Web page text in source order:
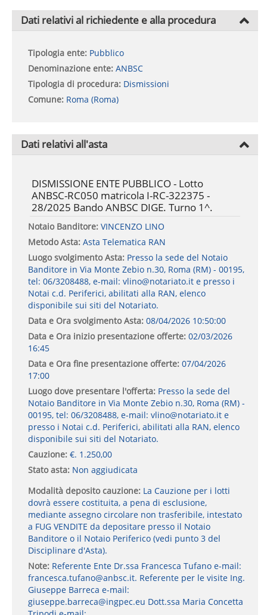
Dati relativi al richiedente e alla procedura
Tipologia ente: Pubblico
Denominazione ente:ANBSC
Tipologia di procedura: Dismissioni
Comune: Roma (Roma)
Dati relativi all'asta
DISMISSIONE ENTE PUBBLICO - Lotto
ANBSC-RC050 matricola I-RC-322375 -
28/2025 Bando ANBSC DIGE. Turno 1^.
Notaio Banditore:VINCENZO LINO
Metodo Asta:Asta Telematica RAN
Luogo svolgimento Asta: Presso la sede del Notaio
Banditore in Via Monte Zebio n.30, Roma (RM) - 00195,
tel: 06/3208488, e-mail: vlino@notariato.it e presso i
Notai c.d. Periferici, abilitati alla RAN, elenco
disponibile sui siti del Notariato.
Data e Ora svolgimento Asta:08/04/2026 10:50:00
Data e Ora inizio presentazione offerte:02/03/2026
16:45
Data e Ora fine presentazione offerte:07/04/2026
17:00
Luogo dove presentare l'offerta: Presso la sede del
Notaio Banditore in Via Monte Zebio n.30, Roma (RM) -
00195, tel: 06/3208488, e-mail: vlino@notariato.it e
presso i Notai c.d. Periferici, abilitati alla RAN, elenco
disponibile sui siti del Notariato.
Cauzione:€. 1.250,00
Stato asta: Non aggiudicata
Modalità deposito cauzione: La Cauzione per i lotti
dovrà essere costituita, a pena di esclusione,
mediante assegno circolare non trasferibile, intestato
a FUG VENDITE da depositare presso il Notaio
Banditore o il Notaio Periferico (vedi punto 3 del
Disciplinare d'Asta).
Note: Referente Ente Dr.ssa Francesca Tufano e-mail:
francesca.tufano@anbsc.it. Referente per le visite Ing.
Giuseppe Barreca e-mail:
giuseppe.barreca@ingpec.eu Dott.ssa Maria Concetta